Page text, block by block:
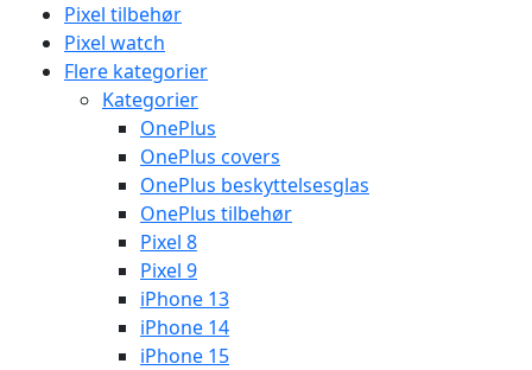
Pixel tilbehør
Pixel watch
Flere kategorier
Kategorier
OnePlus
OnePlus covers
OnePlus beskyttelsesglas
OnePlus tilbehør
Pixel 8
Pixel 9
iPhone 13
iPhone 14
iPhone 15